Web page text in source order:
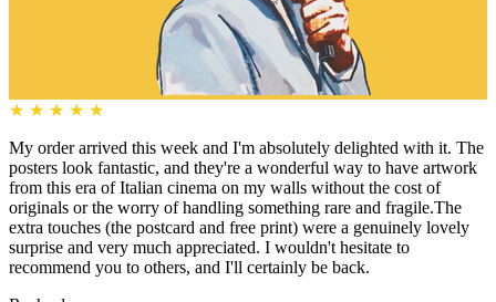
★ ★ ★ ★ ★
My order arrived this week and I'm absolutely delighted with it. The
posters look fantastic, and they're a wonderful way to have artwork
from this era of Italian cinema on my walls without the cost of
originals or the worry of handling something rare and fragile.The
extra touches (the postcard and free print) were a genuinely lovely
surprise and very much appreciated. I wouldn't hesitate to
recommend you to others, and I'll certainly be back.